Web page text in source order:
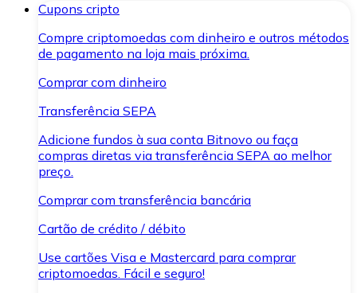
Cupons cripto
Compre criptomoedas com dinheiro e outros métodos
de pagamento na loja mais próxima.
Comprar com dinheiro
Transferência SEPA
Adicione fundos à sua conta Bitnovo ou faça
compras diretas via transferência SEPA ao melhor
preço.
Comprar com transferência bancária
Cartão de crédito / débito
Use cartões Visa e Mastercard para comprar
criptomoedas. Fácil e seguro!